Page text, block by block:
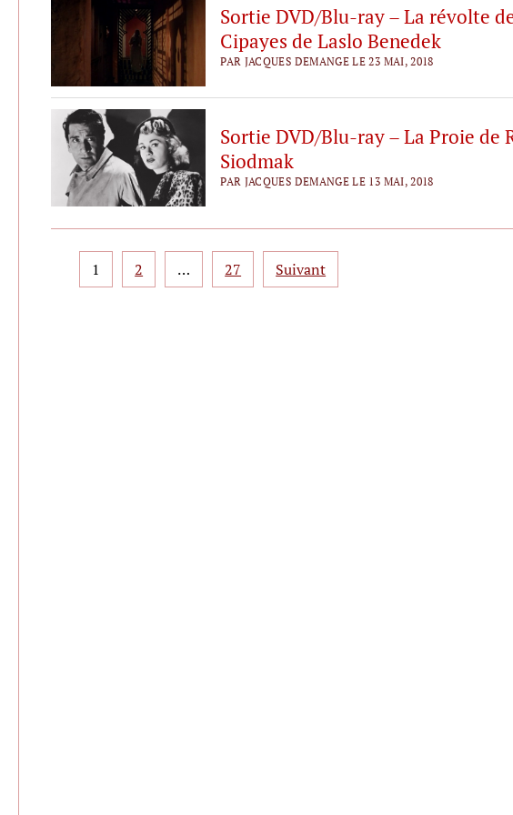
Sortie DVD/Blu-ray – La révolte
Cipayes de Laslo Benedek
PAR JACQUES DEMANGE LE 23 MAI, 2018
Sortie DVD/Blu-ray – La Proie de
Siodmak
PAR JACQUES DEMANGE LE 13 MAI, 2018
Pagination
des
1 2 … 27 Suivant